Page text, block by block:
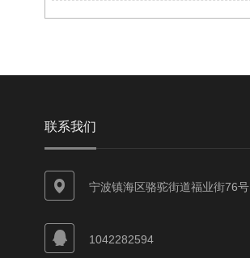
联系我们
宁波镇海区骆驼街道福业街76号
1042282594